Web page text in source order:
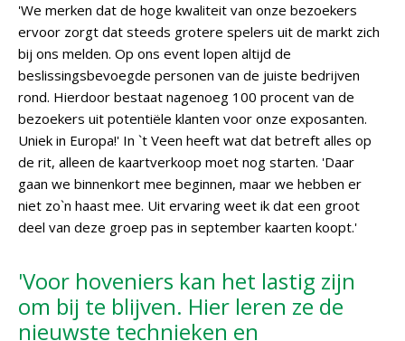
'We merken dat de hoge kwaliteit van onze bezoekers
ervoor zorgt dat steeds grotere spelers uit de markt zich
bij ons melden. Op ons event lopen altijd de
beslissingsbevoegde personen van de juiste bedrijven
rond. Hierdoor bestaat nagenoeg 100 procent van de
bezoekers uit potentiële klanten voor onze exposanten.
Uniek in Europa!' In `t Veen heeft wat dat betreft alles op
de rit, alleen de kaartverkoop moet nog starten. 'Daar
gaan we binnenkort mee beginnen, maar we hebben er
niet zo`n haast mee. Uit ervaring weet ik dat een groot
deel van deze groep pas in september kaarten koopt.'
'Voor hoveniers kan het lastig zijn
om bij te blijven. Hier leren ze de
nieuwste technieken en